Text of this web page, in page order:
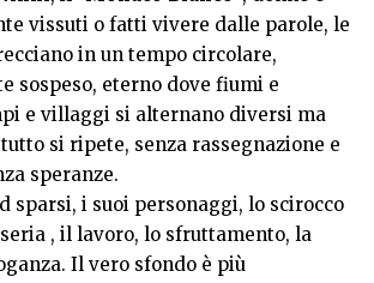
vissuti o fatti vivere dalle parole, le
in un tempo circolare,
sospeso, eterno dove fiumi e
e villaggi si alternano diversi ma
si ripete, senza rassegnazione e
speranze.
sparsi, i suoi personaggi, lo scirocco
, il lavoro, lo sfruttamento, la
Il vero sfondo è più